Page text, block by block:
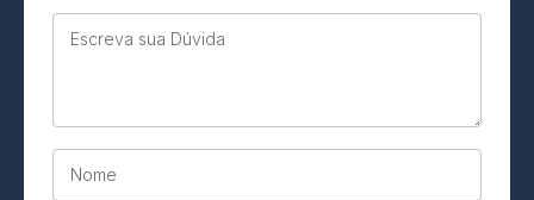
Escreva sua Dúvida
Nome